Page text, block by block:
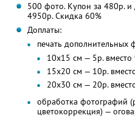
500 фото. Купон за 480р. и
4950р. Скидка 60%
Доплаты:
печать дополнительных
10х15 см — 5р.
15х20 см — 10р.
20х30 см — 20р.
обработка фотографий
цветокоррекция) —